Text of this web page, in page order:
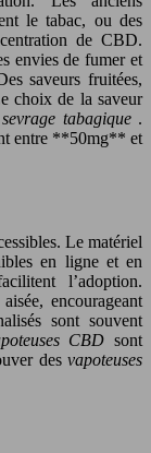
le tabac, ou des
de CBD.
envies de fumer et
saveurs fruitées,
choix de la saveur
sevrage tabagique .
entre **50mg** et
Le matériel
en ligne et en
l’adoption.
aisée, encourageant
sont souvent
CBD sont
des vapoteuses